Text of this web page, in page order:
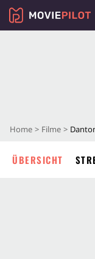
Home Filme
ÜBERSICHT